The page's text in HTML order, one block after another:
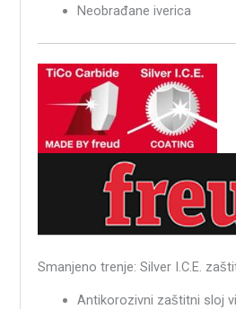
Neobrađane iverica
Smanjeno trenje: Silver I.C.E.
Antikorozivni zaštitni sloj